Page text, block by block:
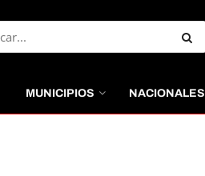
MUNICIPIOS NACIONALES